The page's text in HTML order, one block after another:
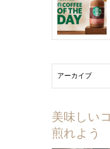
美味しい
煎れよう